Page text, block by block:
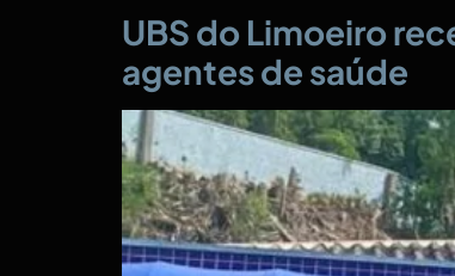
UBS do Limoeiro
agentes de saúde